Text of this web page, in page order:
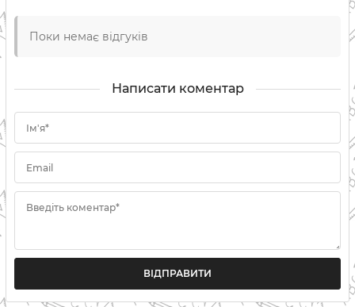
Поки немає відгуків
Написати коментар
Ім'я*
Email
Введіть коментар*
ВІДПРАВИТИ